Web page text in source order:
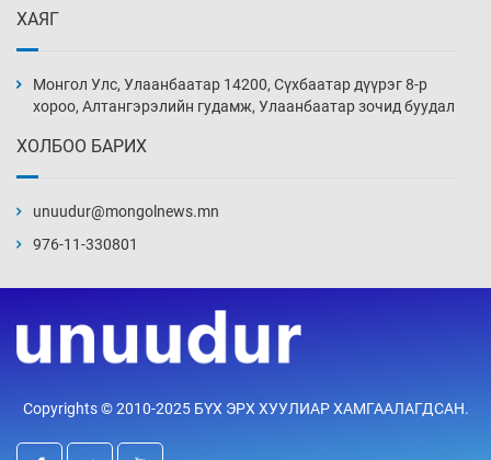
4 цаг 4 мин
4 цаг 34 мин
5 цаг 4 мин
саатсанаас олон оюутан төлбөрийн
ХАЯГ
Монгол Улс, Улаанбаатар 14200, Сүхбаатар дүүрэг 8-р
хороо, Алтангэрэлийн гудамж, Улаанбаатар зочид буудал
ХОЛБОО БАРИХ
unuudur@mongolnews.mn
976-11-330801
Copyrights © 2010-2025 БҮХ ЭРХ ХУУЛИАР ХАМГААЛАГДСАН.